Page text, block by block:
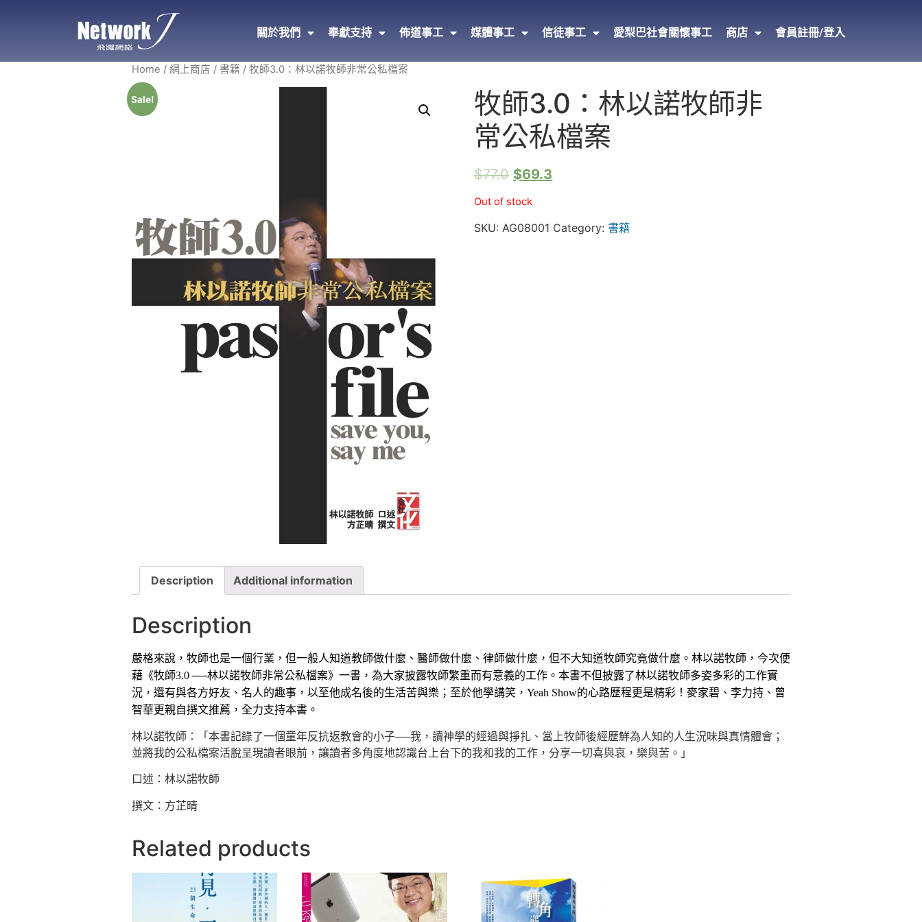
關於我們 奉獻支持 佈道事工 媒體事工 信徒事工 愛梨巴社會關懷事工 商店 會員註冊/登入
Home / 網上商店 / 書籍 / 牧師3.0：林以諾牧師非常公私檔案
Sale!
牧師3.0：林以諾牧師非
常公私檔案
$77.0 $69.3
Out of stock
SKU: AG08001 Category:書籍
Description Additional information
Description
嚴格來說，牧師也是一個行業，但一般人知道教師做什麼、醫師做什麼、律師做什麼，但不大知道牧師究竟做什麼。林以諾牧師，今次便
藉《牧師3.0 ──林以諾牧師非常公私檔案》一書，為大家披露牧師繁重而有意義的工作。 本書不但披露了林以諾牧師多姿多彩的工作實
況，還有與各方好友、名人的趣事，以至他成名後的生活苦與樂；至於他學講笑，Yeah Show的心路歷程更是精彩！麥家碧、李力持、曾
智華更親自撰文推薦，全力支持本書。
林以諾牧師：「本書記錄了一個童年反抗返教會的小子──我，讀神學的經過與掙扎、當上牧師後經歷鮮為人知的人生況味與真情體會；
並將我的公私檔案活脫呈現讀者眼前，讓讀者多角度地認識台上台下的我和我的工作，分享一切喜與哀，樂與苦。」
口述：林以諾牧師
撰文：方芷晴
Related products